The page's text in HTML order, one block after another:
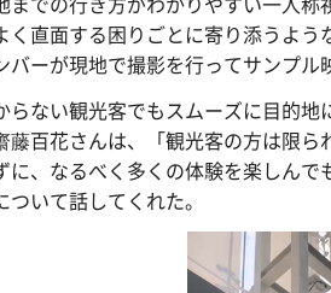
く直面する困りごとに寄り添うよう
バーが現地で撮影を行ってサンプル
らない観光客でもスムーズに目的
藤百花さんは、「観光客の方は限
、なるべく多くの体験を楽しんで
いて話してくれた。